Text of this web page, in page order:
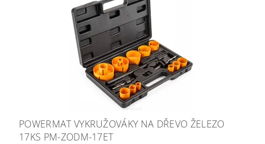
POWERMAT VYKRUŽOVÁKY NA DŘEVO ŽELEZO
17KS PM-ZODM-17ET